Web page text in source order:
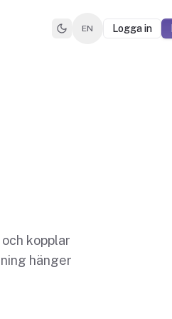
EN Logga in
kopplar
hänger